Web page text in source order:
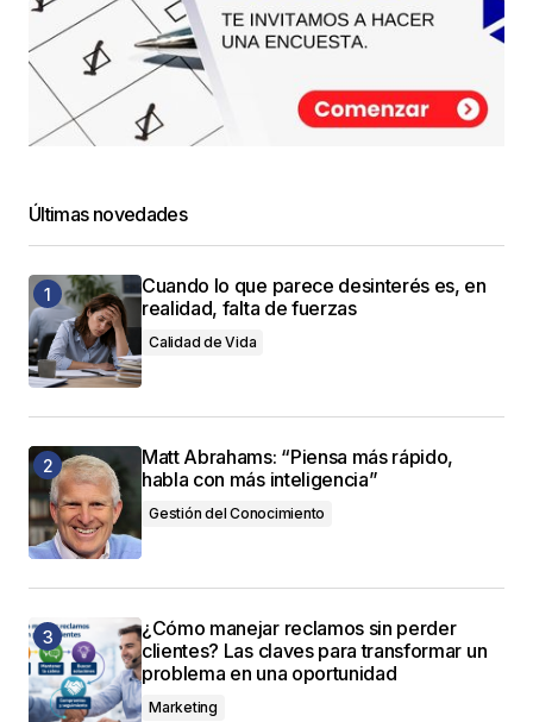
Últimas novedades
Cuando lo que parece desinterés es, en
realidad, falta de fuerzas
Calidad de Vida
Matt Abrahams: “Piensa más rápido,
habla con más inteligencia”
Gestión del Conocimiento
¿Cómo manejar reclamos sin perder
clientes? Las claves para transformar un
problema en una oportunidad
Marketing